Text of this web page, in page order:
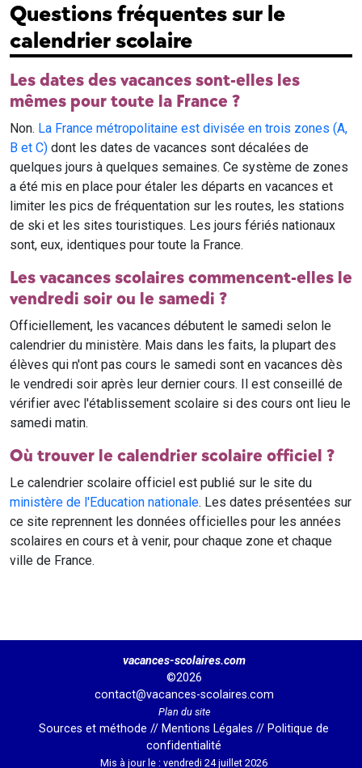
Questions fréquentes sur le
calendrier scolaire
Les dates des vacances sont-elles les
mêmes pour toute la France ?
Non. La France métropolitaine est divisée en trois zones (A,
B et C) dont les dates de vacances sont décalées de
quelques jours à quelques semaines. Ce système de zones
a été mis en place pour étaler les départs en vacances et
limiter les pics de fréquentation sur les routes, les stations
de ski et les sites touristiques. Les jours fériés nationaux
sont, eux, identiques pour toute la France.
Les vacances scolaires commencent-elles le
vendredi soir ou le samedi ?
Officiellement, les vacances débutent le samedi selon le
calendrier du ministère. Mais dans les faits, la plupart des
élèves qui n'ont pas cours le samedi sont en vacances dès
le vendredi soir après leur dernier cours. Il est conseillé de
vérifier avec l'établissement scolaire si des cours ont lieu le
samedi matin.
Où trouver le calendrier scolaire officiel ?
Le calendrier scolaire officiel est publié sur le site du
ministère de l'Education nationale. Les dates présentées sur
ce site reprennent les données officielles pour les années
scolaires en cours et à venir, pour chaque zone et chaque
ville de France.
vacances-scolaires.com
©2026
contact@vacances-scolaires.com
Plan du site
Sources et méthode // Mentions Légales // Politique de
confidentialité
Mis à jour le : vendredi 24 juillet 2026